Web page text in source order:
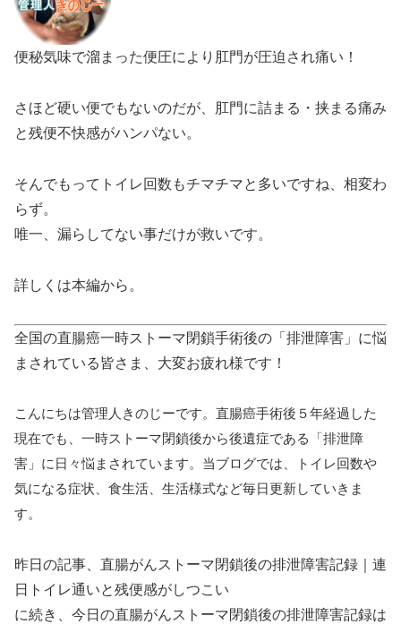
便秘気味で溜まった便圧により肛門が圧迫され痛い！
さほど硬い便でもないのだが、肛門に詰まる・挟まる痛み
と残便不快感がハンパない。
そんでもってトイレ回数もチマチマと多いですね、相変わ
らず。
唯一、漏らしてない事だけが救いです。
詳しくは本編から。
全国の直腸癌一時ストーマ閉鎖手術後の「排泄障害」に悩
まされている皆さま、大変お疲れ様です！
こんにちは管理人きのじーです。直腸癌手術後５年経過した
現在でも、一時ストーマ閉鎖後から後遺症である「排泄障
害」に日々悩まされています。当ブログでは、トイレ回数や
気になる症状、食生活、生活様式など毎日更新していきま
す。
昨日の記事、直腸がんストーマ閉鎖後の排泄障害記録｜連
日トイレ通いと残便感がしつこい
に続き、今日の直腸がんストーマ閉鎖後の排泄障害記録は